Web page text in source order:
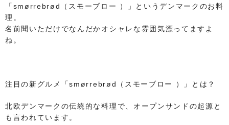
「smørrebrød（スモーブロー ）」というデンマークのお料
理。
名前聞いただけでなんだかオシャレな雰囲気漂ってますよ
ね。
注目の新グルメ「smørrebrød（スモーブロー ）」とは？
北欧デンマークの伝統的な料理で、オープンサンドの起源と
も言われています。